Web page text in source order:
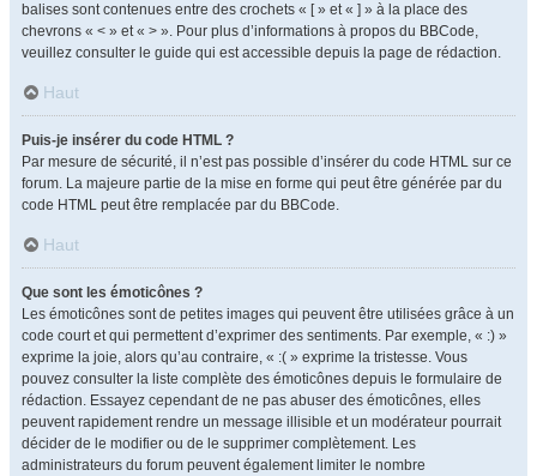
balises sont contenues entre des crochets « [ » et « ] » à la place des
chevrons « < » et « > ». Pour plus d’informations à propos du BBCode,
veuillez consulter le guide qui est accessible depuis la page de rédaction.
Haut
Puis-je insérer du code HTML ?
Par mesure de sécurité, il n’est pas possible d’insérer du code HTML sur ce
forum. La majeure partie de la mise en forme qui peut être générée par du
code HTML peut être remplacée par du BBCode.
Haut
Que sont les émoticônes ?
Les émoticônes sont de petites images qui peuvent être utilisées grâce à un
code court et qui permettent d’exprimer des sentiments. Par exemple, « :) »
exprime la joie, alors qu’au contraire, « :( » exprime la tristesse. Vous
pouvez consulter la liste complète des émoticônes depuis le formulaire de
rédaction. Essayez cependant de ne pas abuser des émoticônes, elles
peuvent rapidement rendre un message illisible et un modérateur pourrait
décider de le modifier ou de le supprimer complètement. Les
administrateurs du forum peuvent également limiter le nombre